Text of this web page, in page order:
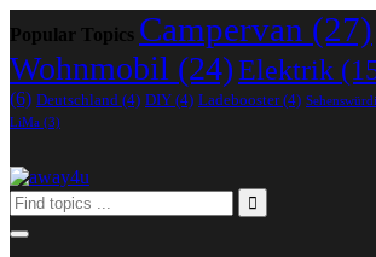
Popular Topics Campervan (27)
Wohnmobil (24)Elektrik
(6) Deutschland (4) DIY (4) Ladebooster(4)
LiMa (3)